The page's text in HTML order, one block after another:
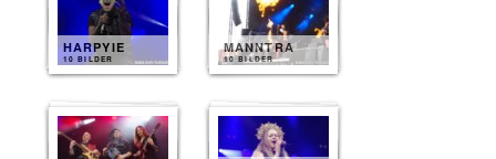
HARPYIE
10 BILDER
MANNTRA
10 BILDER